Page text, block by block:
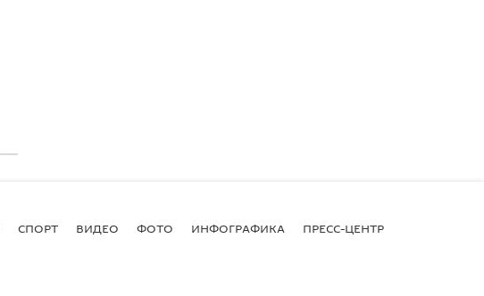
СПОРТ ВИДЕО ФОТО ИНФОГРАФИКА ПРЕСС-ЦЕНТР